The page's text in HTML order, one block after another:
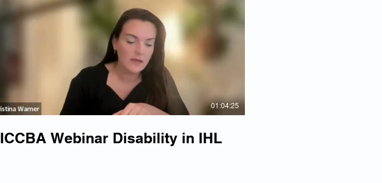
Lire la vidéo
01:04:25
ICCBA Webinar Disability in IHL